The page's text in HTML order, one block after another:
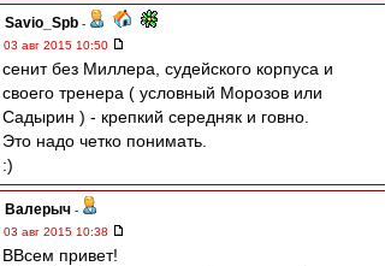
Savio_Spb -
03 авг 2015 10:50
сенит без Миллера, судейского корпуса и
своего тренера ( условный Морозов или
Садырин ) - крепкий середняк и говно.
Это надо четко понимать.
:)
Валерыч -
03 авг 2015 10:38
ВВсем привет!